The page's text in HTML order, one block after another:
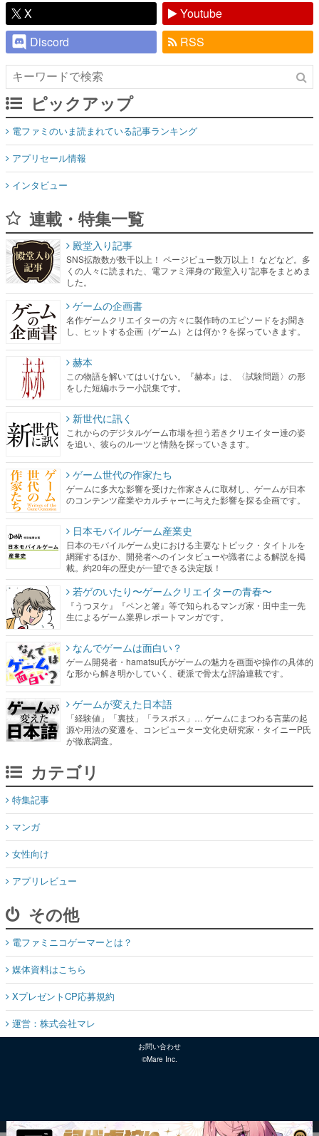
X
Youtube
Discord
RSS
ピックアップ
電ファミのいま読まれている記事ランキング
アプリセール情報
インタビュー
連載・特集一覧
殿堂入り記事
SNS拡散数が数千以上！ ページビュー数万以上！ などなど。多
くの人々に読まれた、電ファミ渾身の“殿堂入り”記事をまとめま
した。
ゲームの企画書
名作ゲームクリエイターの方々に製作時のエピソードをお聞き
し、ヒットする企画（ゲーム）とは何か？を探っていきます。
赫本
この物語を解いてはいけない。『赫本』は、〈試験問題〉の形
をした短編ホラー小説集です。
新世代に訊く
これからのデジタルゲーム市場を担う若きクリエイター達の姿
を追い、彼らのルーツと情熱を探っていきます。
ゲーム世代の作家たち
ゲームに多大な影響を受けた作家さんに取材し、ゲームが日本
のコンテンツ産業やカルチャーに与えた影響を探る企画です。
日本モバイルゲーム産業史
日本のモバイルゲーム史における主要なトピック・タイトルを
網羅するほか、開発者へのインタビューや識者による解説を掲
載。約20年の歴史が一望できる決定版！
若ゲのいたり〜ゲームクリエイターの青春〜
『うつヌケ』『ペンと箸』等で知られるマンガ家・田中圭一先
生によるゲーム業界レポートマンガです。
なんでゲームは面白い？
ゲーム開発者・hamatsu氏がゲームの魅力を画面や操作の具体的
な形から解き明かしていく、硬派で骨太な評論連載です。
ゲームが変えた日本語
「経験値」「裏技」「ラスボス」… ゲームにまつわる言葉の起
源や用法の変遷を、コンピューター文化史研究家・タイニーP氏
が徹底調査。
カテゴリ
特集記事
マンガ
女性向け
アプリレビュー
その他
電ファミニコゲーマーとは？
媒体資料はこちら
XプレゼントCP応募規約
運営：株式会社マレ
お問い合わせ
©Mare Inc.